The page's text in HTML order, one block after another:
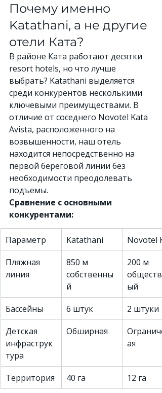
Почему именно
Katathani, а не другие
отели Ката?
В районе Ката работают десятки
resort hotels, но что лучше
выбрать? Katathani выделяется
среди конкурентов несколькими
ключевыми преимуществами. В
отличие от соседнего Novotel Kata
Avista, расположенного на
возвышенности, наш отель
находится непосредственно на
первой береговой линии без
необходимости преодолевать
подъемы.
Сравнение с основными
конкурентами:
Параметр Katathani
Novotel
Пляжная
линия
850 м
собственны
й
200 м
ый
Бассейны
6 штук
2 штуки
Детская
инфраструк
тура
Обширная
ая
Территория 40 га 12 га